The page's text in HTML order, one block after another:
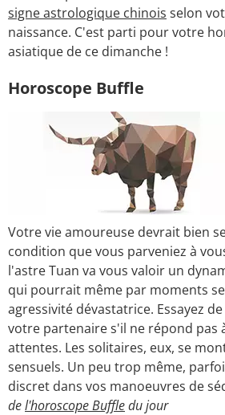
signe astrologique chinois selon
naissance. C'est parti pour votre
asiatique de ce dimanche !
Horoscope Buffle
Votre vie amoureuse devrait bien
condition que vous parveniez à
l'astre Tuan va vous valoir un
qui pourrait même par moments
agressivité dévastatrice. Essayez
votre partenaire s'il ne répond pas
attentes. Les solitaires, eux, se
sensuels. Un peu trop même,
discret dans vos manoeuvres de
del'horoscope Buffledu jour